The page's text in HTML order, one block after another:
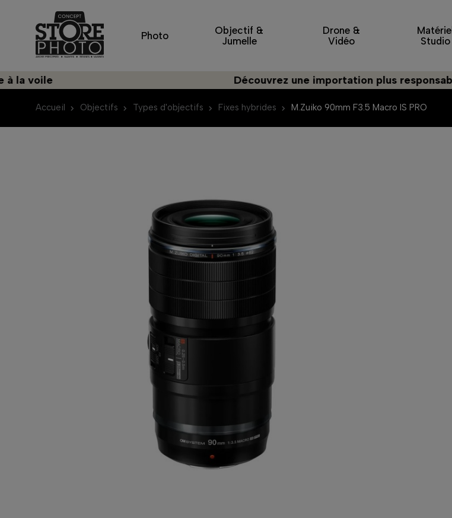
Photo
Objectif &
Jumelle
Drone &
Vidéo
Matériel
Studio
Découvrez une importation plus responsable
Accueil Objectifs Types d'objectifs Fixes hybrides M.Zuiko 90mm F3.5 Macro IS PRO